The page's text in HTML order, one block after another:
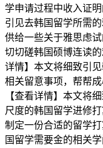
学申请过程中收入证
引见去韩国留学所需
供给一些关于雅思虑
切切磋韩国硕博连读
详情】本文将细致引
相关留意事项，帮帮
【查看详情】本文将
尺度的韩国留学进修
制定一份合适的留学
国留学需要金的相关